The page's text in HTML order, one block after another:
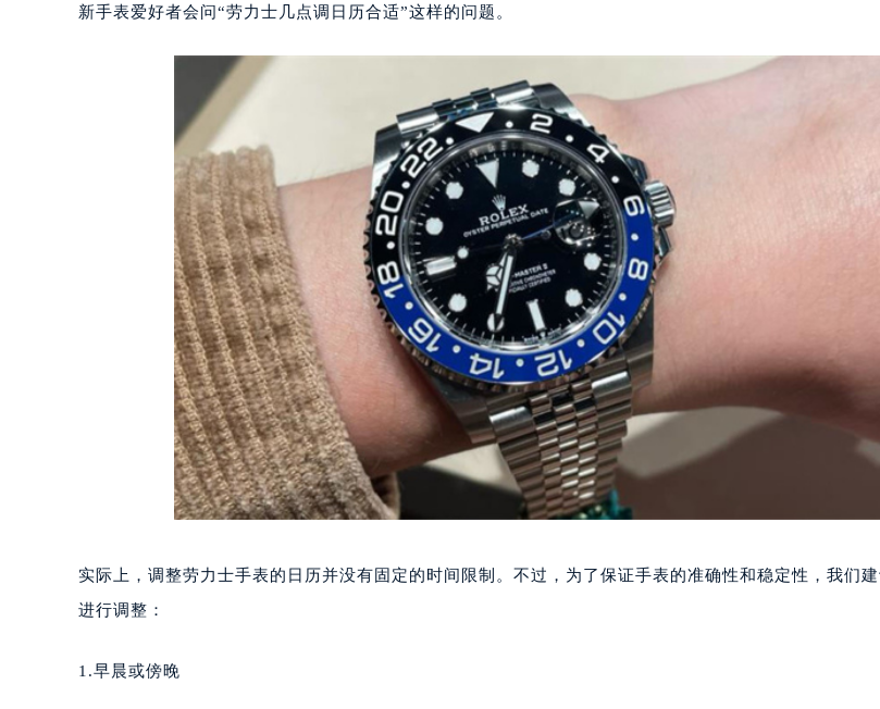
新手表爱好者会问“劳力士几点调日历合适”这样的问题。
实际上，调整劳力士手表的日历并没有固定的时间限制。不过，为了保证手表的准确性和稳定性，我们
进行调整：
1.早晨或傍晚